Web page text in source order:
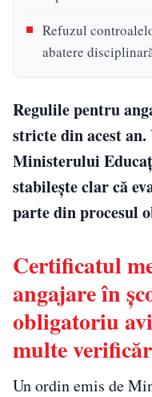
Refuzul
abatere
Regulile pentru
stricte din acest
Ministerului
stabilește clar că
parte din procesul
Certificatul
angajare în
obligatoriu
multe
Un ordin emis de